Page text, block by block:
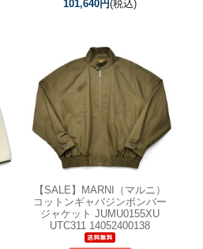
101,640円(税込)
【SALE】 MARNI（マルニ）
コットンギャバジンボンバー
ジャケット JUMU0155XU
UTC311 14052400138